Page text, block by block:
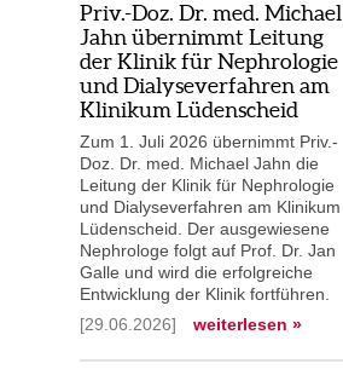
Priv.-Doz. Dr. med. Michael
Jahn übernimmt Leitung
der Klinik für Nephrologie
und Dialyseverfahren am
Klinikum Lüdenscheid
Zum 1. Juli 2026 übernimmt Priv.-
Doz. Dr. med. Michael Jahn die
Leitung der Klinik für Nephrologie
und Dialyseverfahren am Klinikum
Lüdenscheid. Der ausgewiesene
Nephrologe folgt auf Prof. Dr. Jan
Galle und wird die erfolgreiche
Entwicklung der Klinik fortführen.
[29.06.2026]
weiterlesen »